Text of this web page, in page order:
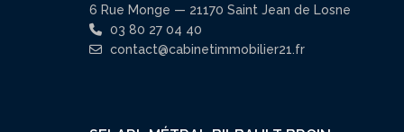
6 Rue Monge — 21170 Saint Jean de Losne
03 80 27 04 40
contact@cabinetimmobilier21.fr